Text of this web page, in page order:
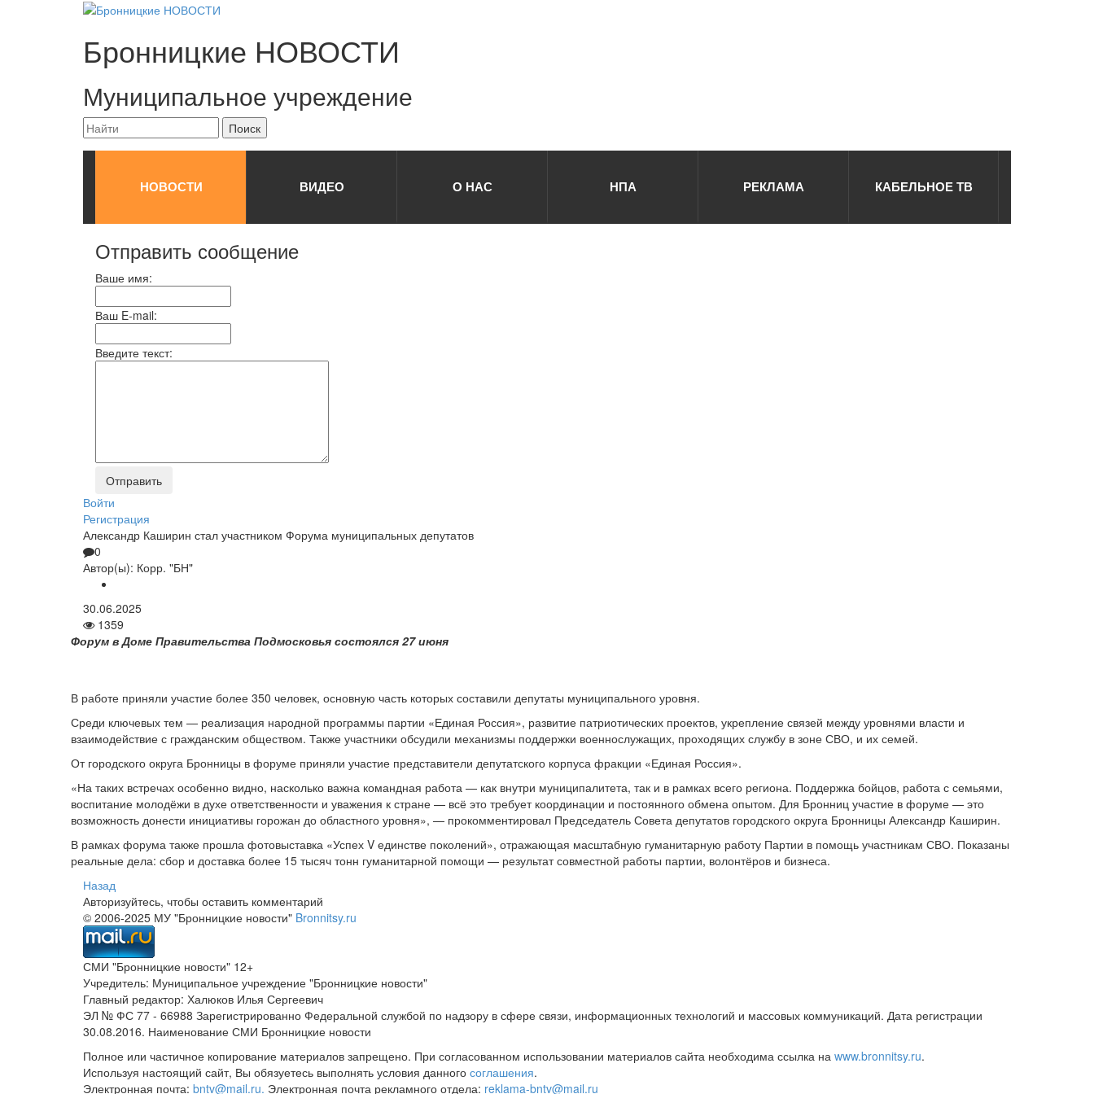
Бронницкие НОВОСТИ
Муниципальное учреждение
НОВОСТИ ВИДЕО О НАС НПА РЕКЛАМА КАБЕЛЬНОЕ ТВ
Отправить сообщение
Ваше имя:
Ваш E-mail:
Введите текст:
Войти
Регистрация
Александр Каширин стал участником Форума муниципальных депутатов
0
Автор(ы): Корр. "БН"
30.06.2025
1359
Форум в Доме Правительства Подмосковья состоялся 27 июня
В работе приняли участие более 350 человек, основную часть которых составили депутаты муниципального уровня.
Среди ключевых тем — реализация народной программы партии «Единая Россия», развитие патриотических проектов, укрепление связей между уровнями власти и
взаимодействие с гражданским обществом. Также участники обсудили механизмы поддержки военнослужащих, проходящих службу в зоне СВО, и их семей.
От городского округа Бронницы в форуме приняли участие представители депутатского корпуса фракции «Единая Россия».
«На таких встречах особенно видно, насколько важна командная работа — как внутри муниципалитета, так и в рамках всего региона. Поддержка бойцов, работа с семьями,
воспитание молодёжи в духе ответственности и уважения к стране — всё это требует координации и постоянного обмена опытом. Для Бронниц участие в форуме — это
возможность донести инициативы горожан до областного уровня», — прокомментировал Председатель Совета депутатов городского округа Бронницы Александр Каширин.
В рамках форума также прошла фотовыставка «Успех V единстве поколений», отражающая масштабную гуманитарную работу Партии в помощь участникам СВО. Показаны
реальные дела: сбор и доставка более 15 тысяч тонн гуманитарной помощи — результат совместной работы партии, волонтёров и бизнеса.
Назад
Авторизуйтесь, чтобы оставить комментарий
© 2006-2025 МУ "Бронницкие новости" Bronnitsy.ru
СМИ "Бронницкие новости" 12+
Учредитель: Муниципальное учреждение "Бронницкие новости"
Главный редактор: Халюков Илья Сергеевич
ЭЛ № ФС 77 - 66988 Зарегистрированно Федеральной службой по надзору в сфере связи, информационных технологий и массовых коммуникаций. Дата регистрации
30.08.2016. Наименование СМИ Бронницкие новости
Полное или частичное копирование материалов запрещено. При согласованном использовании материалов сайта необходима ссылка на www.bronnitsy.ru.
Используя настоящий сайт, Вы обязуетесь выполнять условия данного соглашения.
Электронная почта: bntv@mail.ru. Электронная почта рекламного отдела: reklama-bntv@mail.ru